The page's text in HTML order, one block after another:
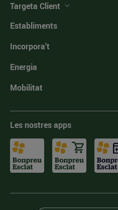
Targeta Client
Establiments
Incorpora't
Energia
Mobilitat
Les nostres apps